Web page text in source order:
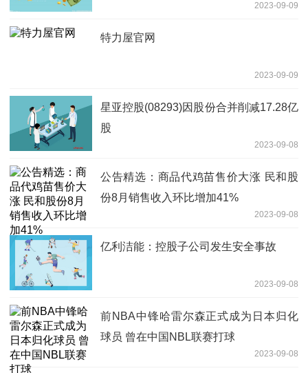
2023-09-09
特力屋官网
2023-09-09
星亚控股(08293)因股份合并削减17.28亿
股
2023-09-08
公告精选：商品代鸡苗售价大涨 民和股
份8月销售收入环比增加41%
2023-09-08
亿利洁能：控股子公司发生安全事故
2023-09-08
前NBA中锋哈雷尔森正式成为日本归化
球员 曾在中国NBL联赛打球
2023-09-08